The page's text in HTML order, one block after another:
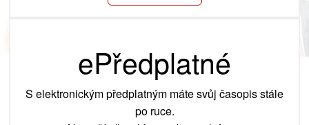
ePředplatné
S elektronickým předplatným máte svůj časopis stále
po ruce.